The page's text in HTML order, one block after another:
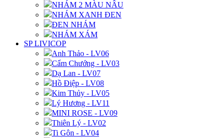
NHÁM 2 MÀU NÂU
NHÁM XANH ĐEN
ĐEN NHÁM
NHÁM XÁM
SP LIVICOP
Anh Thảo - LV06
Cẩm Chướng - LV03
Dạ Lan - LV07
Hồ Điệp - LV08
Kim Thủy - LV05
Lý Hương - LV11
MINI ROSE - LV09
Thiên Lý - LV02
Ti Gôn - LV04